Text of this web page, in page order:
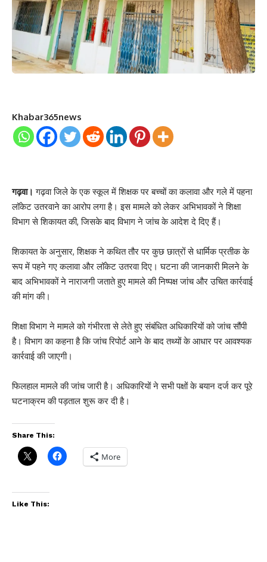
Khabar365news
गढ़वा। गढ़वा जिले के एक स्कूल में शिक्षक पर बच्चों का कलावा और गले में पहना
लॉकेट उतरवाने का आरोप लगा है। इस मामले को लेकर अभिभावकों ने शिक्षा
विभाग से शिकायत की, जिसके बाद विभाग ने जांच के आदेश दे दिए हैं।
शिकायत के अनुसार, शिक्षक ने कथित तौर पर कुछ छात्रों से धार्मिक प्रतीक के
रूप में पहने गए कलावा और लॉकेट उतरवा दिए। घटना की जानकारी मिलने के
बाद अभिभावकों ने नाराजगी जताते हुए मामले की निष्पक्ष जांच और उचित कार्रवाई
की मांग की।
शिक्षा विभाग ने मामले को गंभीरता से लेते हुए संबंधित अधिकारियों को जांच सौंपी
है। विभाग का कहना है कि जांच रिपोर्ट आने के बाद तथ्यों के आधार पर आवश्यक
कार्रवाई की जाएगी।
फिलहाल मामले की जांच जारी है। अधिकारियों ने सभी पक्षों के बयान दर्ज कर पूरे
घटनाक्रम की पड़ताल शुरू कर दी है।
Share This:
More
Like This: